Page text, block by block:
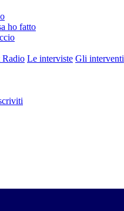
ho fatto
Radio Le interviste Gli interventi